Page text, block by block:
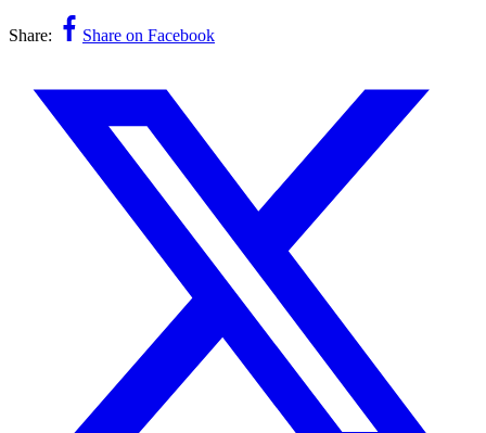
Share: Share on Facebook